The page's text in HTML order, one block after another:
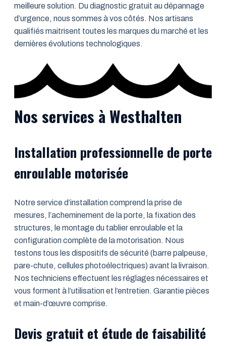
meilleure solution. Du diagnostic gratuit au dépannage
d’urgence, nous sommes à vos côtés. Nos artisans
qualifiés maitrisent toutes les marques du marché et les
dernières évolutions technologiques.
Nos services à Westhalten
Installation professionnelle de porte
enroulable motorisée
Notre service d’installation comprend la prise de
mesures, l’acheminement de la porte, la fixation des
structures, le montage du tablier enroulable et la
configuration complète de la motorisation. Nous
testons tous les dispositifs de sécurité (barre palpeuse,
pare-chute, cellules photoélectriques) avant la livraison.
Nos techniciens effectuent les réglages nécessaires et
vous forment à l’utilisation et l’entretien. Garantie pièces
et main-d’œuvre comprise.
Devis gratuit et étude de faisabilité